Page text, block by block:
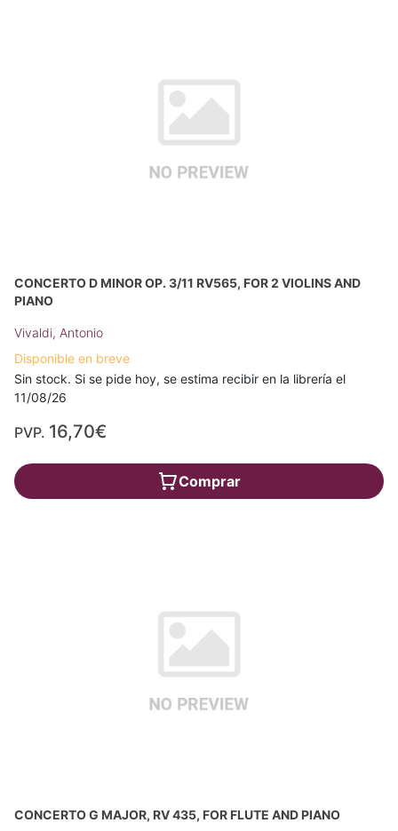
CONCERTO D MINOR OP. 3/11 RV565, FOR 2 VIOLINS AND
PIANO
Vivaldi, Antonio
Disponible en breve
Sin stock. Si se pide hoy, se estima recibir en la librería el
11/08/26
PVP. 16,70€
Comprar
CONCERTO G MAJOR, RV 435, FOR FLUTE AND PIANO